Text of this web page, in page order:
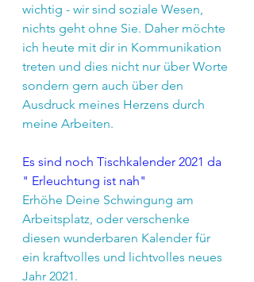
wichtig - wir sind soziale Wesen,
nichts geht ohne Sie. Daher möchte
ich heute mit dir in Kommunikation
treten und dies nicht nur über Worte
sondern gern auch über den
Ausdruck meines Herzens durch
meine Arbeiten.
Es sind noch Tischkalender 2021 da
" Erleuchtung ist nah"
Erhöhe Deine Schwingung am
Arbeitsplatz, oder verschenke
diesen wunderbaren Kalender für
ein kraftvolles und lichtvolles neues
Jahr 2021.